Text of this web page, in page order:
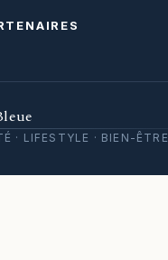
· LIFESTYLE · BIEN-ÊTRE